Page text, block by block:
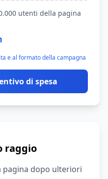
utenti della pagina
e al formato della campagna
di spesa
raggio
pagina dopo ulteriori